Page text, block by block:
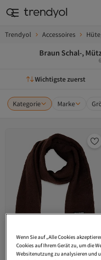
Trendyol Accessoires
Braun Schal-,
Wichtigste zuerst
Kategorie Marke
Wenn Sie auf „Alle Cookies
Cookies auf Ihrem Gerät zu, um die
Websitenutzung zu analysieren und